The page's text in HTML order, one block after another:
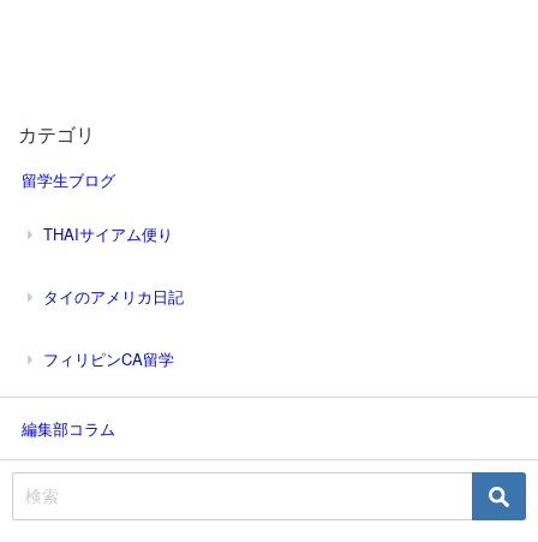
カテゴリ
留学生ブログ
THAIサイアム便り
タイのアメリカ日記
フィリピンCA留学
編集部コラム